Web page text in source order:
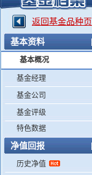
返回基金品种页
基本资料
基本概况
基金经理
基金公司
基金评级
特色数据
净值回报
历史净值